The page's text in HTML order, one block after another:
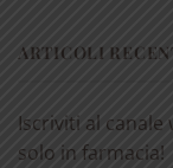
ARTICOLI
Iscriviti al
solo in farmacia!